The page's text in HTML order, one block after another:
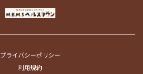
プライバシーポリシー
利用規約